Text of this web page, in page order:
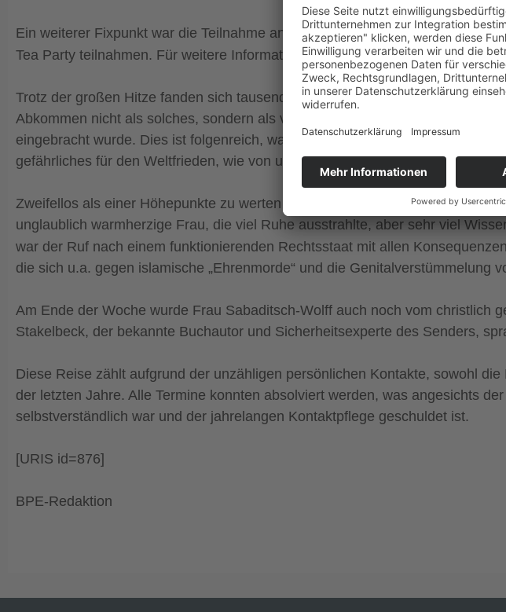
Ein weiterer Fixpunkt war die Teilnahme an der Kundgebung gegen das
Tea Party teilnahmen. Für weitere Informationen in englischer Sprache
Trotz der großen Hitze fanden sich tausende Demonstranten ein, um ihre
Abkommen nicht als solches, sondern als völkerrechtlichen Vertrag zu
eingebracht wurde. Dies ist folgenreich, was den Abstimmungsmodus im
gefährliches für den Weltfrieden, wie von unzähligen Kongressabgeordneten
Zweifellos als einer Höhepunkte zu werten war das Treffen mit Ayaan Hirsi
unglaublich warmherzige Frau, die viel Ruhe ausstrahlte, aber sehr viel
war der Ruf nach einem funktionierenden Rechtsstaat mit allen
die sich u.a. gegen islamische „Ehrenmorde“ und die Genitalverstümmelung
Am Ende der Woche wurde Frau Sabaditsch-Wolff auch noch vom christlich
Stakelbeck, der bekannte Buchautor und Sicherheitsexperte des Senders,
Diese Reise zählt aufgrund der unzähligen persönlichen Kontakte, sowohl
der letzten Jahre. Alle Termine konnten absolviert werden, was angesichts
selbstverständlich war und der jahrelangen Kontaktpflege geschuldet ist.
[URIS id=876]
BPE-Redaktion